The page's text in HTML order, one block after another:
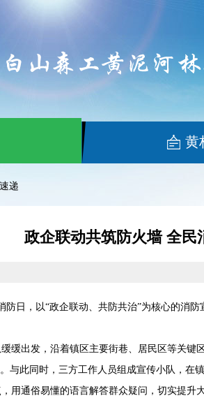
黄
递
政企联动共筑防火墙 全
日，以“政企联动、共防共治”为核心的消防
出发，沿着镇区主要街巷、居民区等关键
与此同时，三方工作人员组成宣传小队，
用通俗易懂的语言解答群众疑问，切实提升